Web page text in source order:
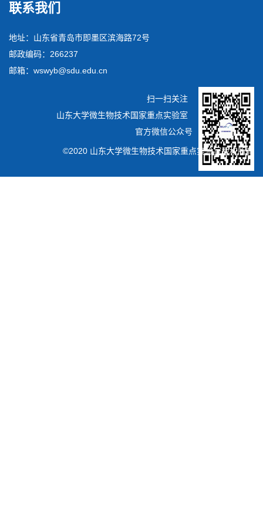
联系我们
地址：山东省青岛市即墨区滨海路72号
邮政编码：266237
邮箱：wswyb@sdu.edu.cn
扫一扫关注
山东大学微生物技术国家重点实验室
官方微信公众号
©2020 山东大学微生物技术国家重点实验室版权所有